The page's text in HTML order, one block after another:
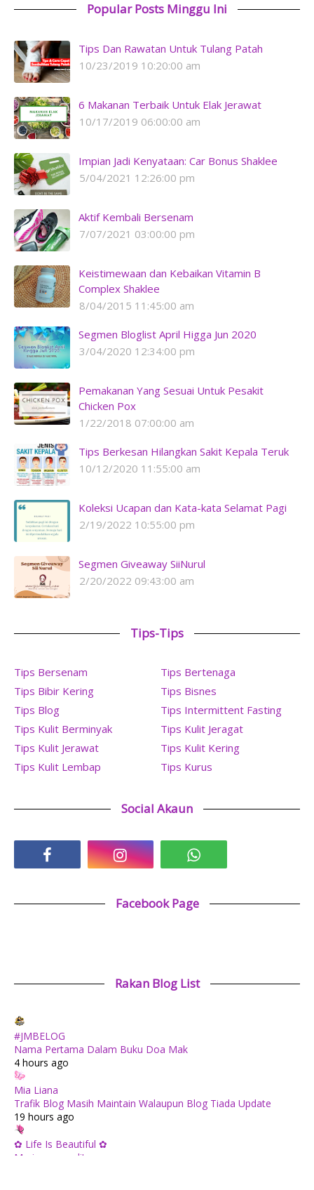
Popular Posts Minggu Ini
Tips Dan Rawatan Untuk Tulang Patah
10/23/2019 10:20:00 am
6 Makanan Terbaik Untuk Elak Jerawat
10/17/2019 06:00:00 am
Impian Jadi Kenyataan: Car Bonus Shaklee
5/04/2021 12:26:00 pm
Aktif Kembali Bersenam
7/07/2021 03:00:00 pm
Keistimewaan dan Kebaikan Vitamin B
Complex Shaklee
8/04/2015 11:45:00 am
Segmen Bloglist April Higga Jun 2020
3/04/2020 12:34:00 pm
Pemakanan Yang Sesuai Untuk Pesakit
Chicken Pox
1/22/2018 07:00:00 am
Tips Berkesan Hilangkan Sakit Kepala Teruk
10/12/2020 11:55:00 am
Koleksi Ucapan dan Kata-kata Selamat Pagi
2/19/2022 10:55:00 pm
Segmen Giveaway SiiNurul
2/20/2022 09:43:00 am
Tips-Tips
Tips Bersenam
Tips Bertenaga
Tips Bibir Kering
Tips Bisnes
Tips Blog
Tips Intermittent Fasting
Tips Kulit Berminyak
Tips Kulit Jeragat
Tips Kulit Jerawat
Tips Kulit Kering
Tips Kulit Lembap
Tips Kurus
Social Akaun
Facebook Page
Rakan Blog List
#JMBELOG
Nama Pertama Dalam Buku Doa Mak
4 hours ago
Mia Liana
Trafik Blog Masih Maintain Walaupun Blog Tiada Update
19 hours ago
✿ Life Is Beautiful ✿
Mari mengundi!